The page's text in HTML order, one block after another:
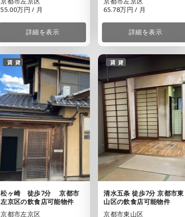
55.00万円 / 月
詳細を表示
65.78万円 / 月
詳細を表示
賃貸
松ヶ崎 徒歩7分 京都市
左京区の飲食店可能物件
京都市左京区
賃貸
清水五条 徒歩7分 京都市東
山区の飲食店可能物件
京都市東山区